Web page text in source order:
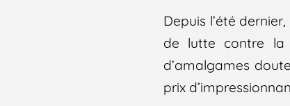
Depuis l’été
de lutte contre la
d’amalgames
prix